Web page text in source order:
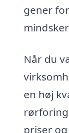
gener
Når du
en høj
priser